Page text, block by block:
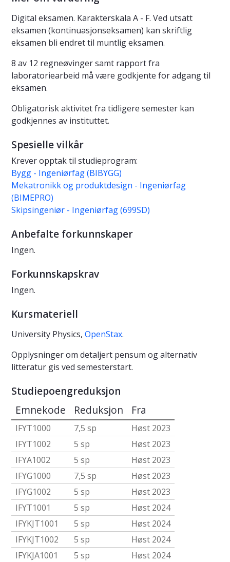
Digital eksamen. Karakterskala A - F. Ved utsatt
eksamen (kontinuasjonseksamen) kan skriftlig
eksamen bli endret til muntlig eksamen.
8 av 12 regneøvinger samt rapport fra
laboratoriearbeid må være godkjente for adgang til
eksamen.
Obligatorisk aktivitet fra tidligere semester kan
godkjennes av instituttet.
Spesielle vilkår
Krever opptak til studieprogram:
Bygg - Ingeniørfag (BIBYGG)
Mekatronikk og produktdesign - Ingeniørfag
(BIMEPRO)
Skipsingeniør - Ingeniørfag (699SD)
Anbefalte forkunnskaper
Ingen.
Forkunnskapskrav
Ingen.
Kursmateriell
University Physics, OpenStax.
Opplysninger om detaljert pensum og alternativ
litteratur gis ved semesterstart.
Studiepoengreduksjon
Emnekode Reduksjon Fra
IFYT1000 7,5 sp
Høst 2023
IFYT1002
5 sp
Høst 2023
IFYA1002
5 sp
Høst 2023
IFYG1000
7,5 sp
Høst 2023
IFYG1002
5 sp
Høst 2023
IFYT1001
5 sp
Høst 2024
IFYKJT1001
5 sp
Høst 2024
IFYKJT1002
5 sp
Høst 2024
IFYKJA1001
5 sp
Høst 2024